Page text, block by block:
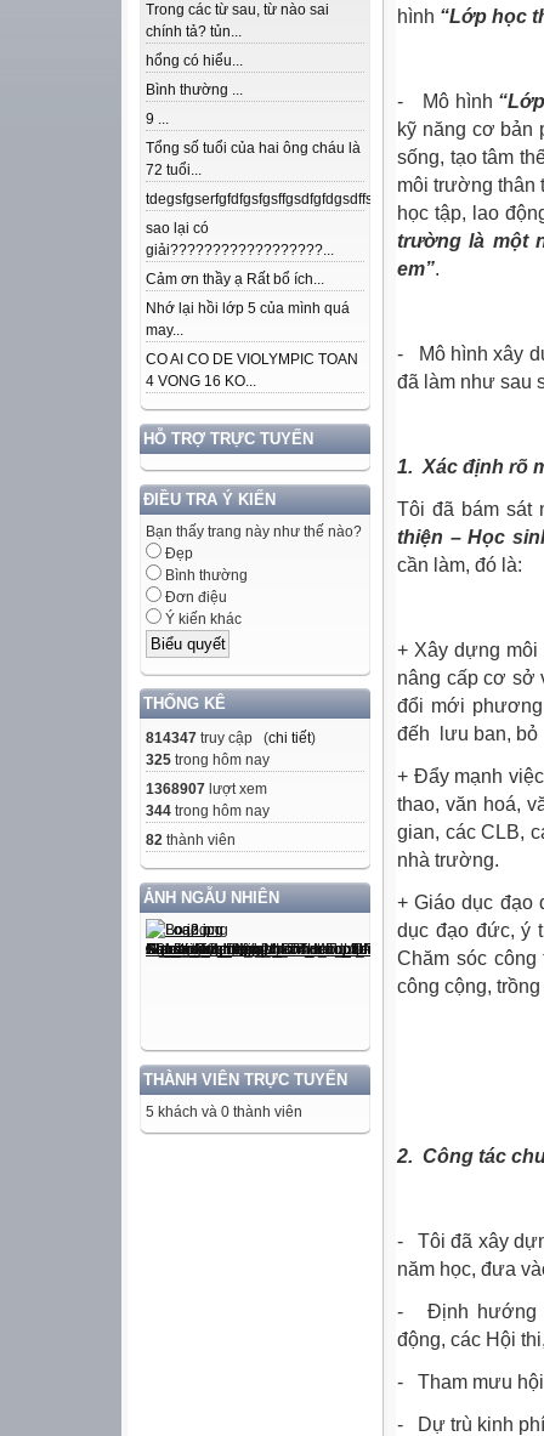
Trong các từ sau, từ nào sai
chính tả? tủn...
hổng có hiểu...
Bình thường ...
9 ...
Tổng số tuổi của hai ông cháu là
72 tuổi...
sao lại có
giải??????????????????...
Cảm ơn thầy ạ Rất bổ ích...
Nhớ lại hồi lớp 5 của mình quá
may...
CO AI CO DE VIOLYMPIC TOAN
4 VONG 16 KO...
HỖ TRỢ TRỰC TUYẾN
ĐIỀU TRA Ý KIẾN
Bạn thấy trang này như thế nào?
Đẹp
Bình thường
Đơn điệu
Ý kiến khác
THỐNG KÊ
814347 truy cập (chi tiết)
325 trong hôm nay
1368907 lượt xem
344 trong hôm nay
82 thành viên
ẢNH NGẪU NHIÊN
THÀNH VIÊN TRỰC TUYẾN
5 khách và 0 thành viên
hình “Lớp học
- Mô hình
kỹ năng cơ bản
sống, tạo tâm
môi trường thân
học tập, lao
trường là một
em”.
- Mô hình xây
đã làm như sau
1. Xác định rõ
Tôi đã bám
thiện – Học
cần làm, đó là:
+ Xây dựng
nâng cấp cơ sở
đổi mới
đếh lưu ban, bỏ
+ Đẩy mạnh
thao, văn hoá,
gian, các CLB,
nhà trường.
+ Giáo dục
dục đạo đức, ý
Chăm sóc
công cộng,
2. Công tác
- Tôi đã xây
năm học, đưa
- Định hướng
động, các Hội
- Tham mưu hội
- Dự trù kinh phí